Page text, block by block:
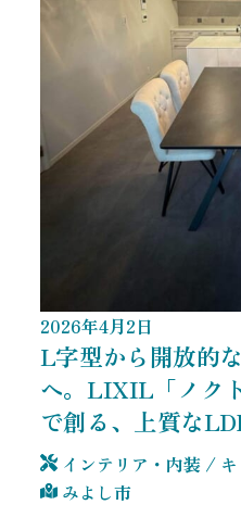
2026年4月2日
L字型から開放的
へ。LIXIL「ノク
で創る、上質な
インテリア・内装/
みよし市